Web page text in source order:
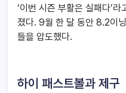
‘이번 시즌 부활은 실패다’
졌다. 9월 한 달 동안 8.2이
들을 압도했다.
하이 패스트볼과 제구